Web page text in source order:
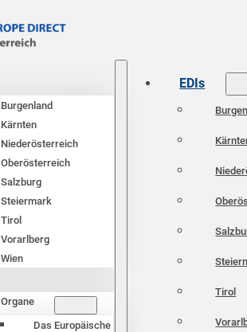
Burgenland
Kärnten
Niederösterreich
Oberösterreich
Salzburg
Steiermark
Tirol
Vorarlberg
Wien
Organe
Das Europäische
EDIs
Tirol